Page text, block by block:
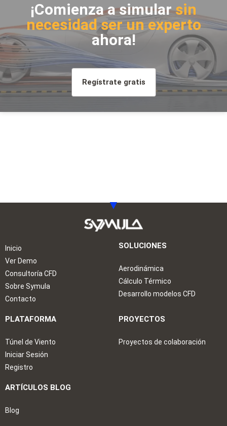
¡Comienza a simularsin
necesidad ser un experto
ahora!
Regístrate gratis
Inicio
Ver Demo
Consultoría CFD
Sobre Symula
Contacto
SOLUCIONES
Aerodinámica
Cálculo Térmico
Desarrollo modelos CFD
PLATAFORMA
Túnel de Viento
Iniciar Sesión
Registro
PROYECTOS
Proyectos de colaboración
ARTÍCULOS BLOG
Blog